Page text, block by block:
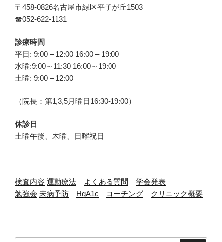
〒458-0826名古屋市緑区平子が丘1503
☎052-622-1131
診療時間
平日: 9:00 – 12:00 16:00 – 19:00
水曜:9:00～11:30 16:00～19:00
土曜: 9:00 – 12:00
（院長：第1,3,5月曜日16:30-19:00）
休診日
土曜午後、木曜、日曜祝日
検査内容 運動療法 よくある質問
学会発表
勉強会 未病予防 HgA1c コーチング クリニック概要